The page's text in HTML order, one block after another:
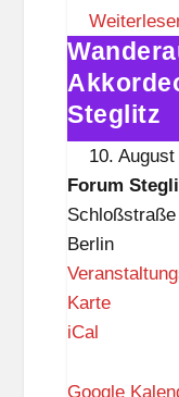
S
t
e
g
l
i
t
z
„600
Akkordeons"
im
Forum
Steglitz
Steglitz
10. August
Forum
Berlin
KarteF
u
iCal
Google